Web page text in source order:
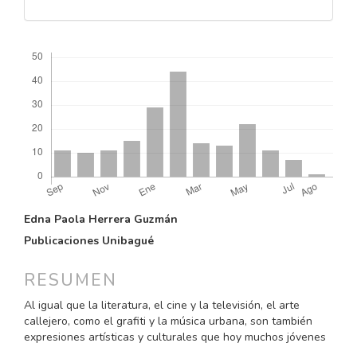
CONTENIDO
PRINCIPAL
ARTÍCULO
Edna Paola Herrera Guzmán
Publicaciones Unibagué
RESUMEN
Al igual que la literatura, el cine y la televisión, el arte
callejero, como el grafiti y la música urbana, son también
expresiones artísticas y culturales que hoy muchos jóvenes